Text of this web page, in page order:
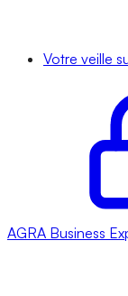
Votre veille
AGRA Business